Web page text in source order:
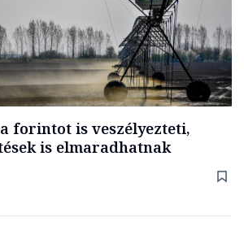
forintot is veszélyezteti,
is elmaradhatnak